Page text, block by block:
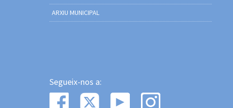
ARXIU MUNICIPAL
Segueix-nos a: